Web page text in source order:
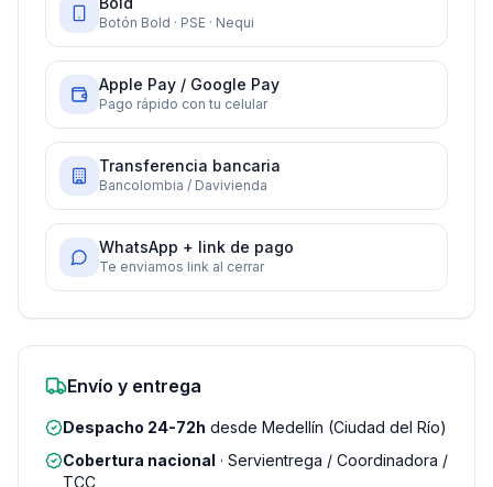
Botón Bold · PSE · Nequi
Apple Pay / Google Pay
Pago rápido con tu celular
Transferencia bancaria
Bancolombia / Davivienda
WhatsApp + link de pago
Te enviamos link al cerrar
Envío y entrega
Despacho 24-72h desde Medellín (Ciudad del Río)
Cobertura nacional · Servientrega / Coordinadora /
TCC